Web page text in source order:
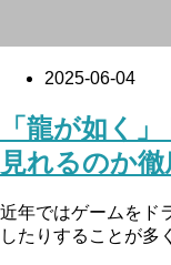
2025-06-04
「龍が如く
見れるのか徹
近年ではゲームをド
したりすることが多